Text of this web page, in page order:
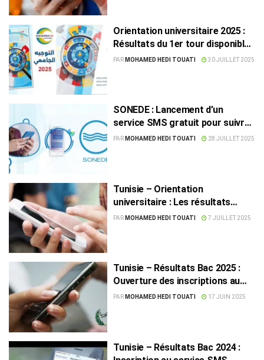
Orientation universitaire 2025 :
Résultats du 1er tour disponibles
par SMS dès demain
PAR MOHAMED HEDI TOUATI 30 JUILLET 2025
SONEDE : Lancement d’un
service SMS gratuit pour suivre
ses factures d’eau
PAR MOHAMED HEDI TOUATI 28 JUILLET 2025
Tunisie – Orientation
universitaire : Les résultats
accessibles par SMS dès demain
PAR MOHAMED HEDI TOUATI 7 JUILLET 2025
Tunisie – Résultats Bac 2025 :
Ouverture des inscriptions au
service SMS, jeudi
PAR MOHAMED HEDI TOUATI 17 JUIN 2025
Tunisie – Résultats Bac 2024 :